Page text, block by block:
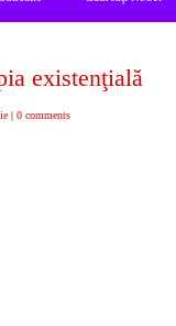
existenţială
| 0 comments